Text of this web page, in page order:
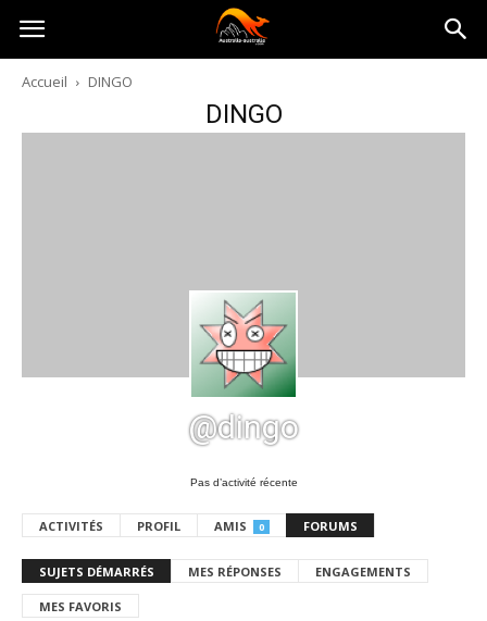
Australia-
australie.com
Accueil DINGO
DINGO
@dingo
Pas d’activité récente
ACTIVITÉS PROFIL AMIS 0 FORUMS
SUJETS DÉMARRÉS MES RÉPONSES ENGAGEMENTS
MES FAVORIS